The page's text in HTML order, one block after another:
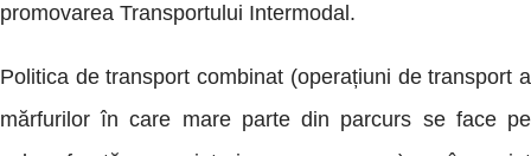
promovarea Transportului Intermodal.
Politica de transport combinat (operațiuni de transport a
mărfurilor în care mare parte din parcurs se face pe